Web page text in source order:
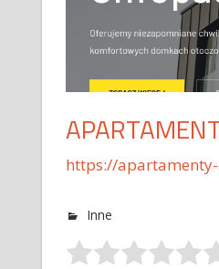
https://
Inne